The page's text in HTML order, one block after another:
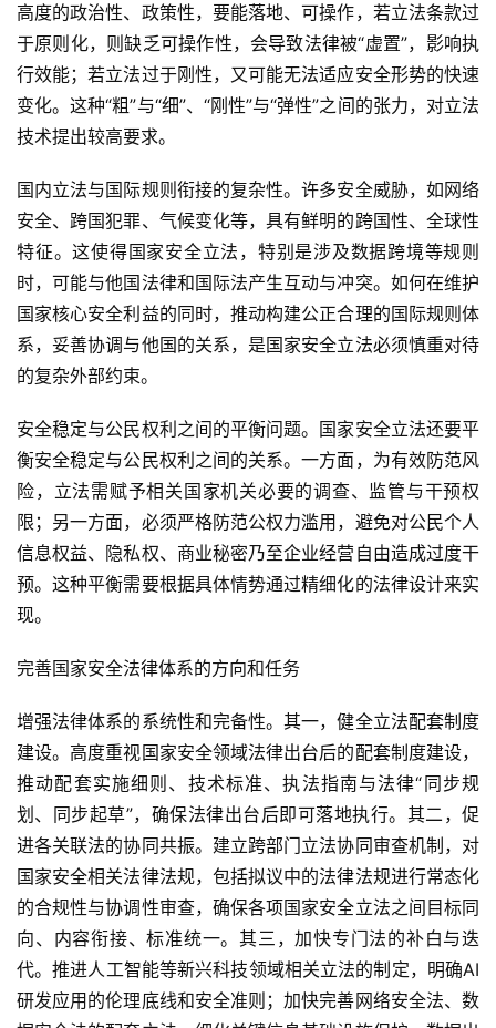
首
高度的政治性、政策性，要能落地、可操作，若立法条款过
于原则化，则缺乏可操作性，会导致法律被“虚置”，影响执
行效能；若立法过于刚性，又可能无法适应安全形势的快速
变化。这种“粗”与“细”、“刚性”与“弹性”之间的张力，对立法
技术提出较高要求。
国内立法与国际规则衔接的复杂性。许多安全威胁，如网络
安全、跨国犯罪、气候变化等，具有鲜明的跨国性、全球性
特征。这使得国家安全立法，特别是涉及数据跨境等规则
时，可能与他国法律和国际法产生互动与冲突。如何在维护
国家核心安全利益的同时，推动构建公正合理的国际规则体
系，妥善协调与他国的关系，是国家安全立法必须慎重对待
的复杂外部约束。
安全稳定与公民权利之间的平衡问题。国家安全立法还要平
衡安全稳定与公民权利之间的关系。一方面，为有效防范风
险，立法需赋予相关国家机关必要的调查、监管与干预权
限；另一方面，必须严格防范公权力滥用，避免对公民个人
信息权益、隐私权、商业秘密乃至企业经营自由造成过度干
预。这种平衡需要根据具体情势通过精细化的法律设计来实
现。
完善国家安全法律体系的方向和任务
增强法律体系的系统性和完备性。其一，健全立法配套制度
建设。高度重视国家安全领域法律出台后的配套制度建设，
推动配套实施细则、技术标准、执法指南与法律“同步规
划、同步起草”，确保法律出台后即可落地执行。其二，促
进各关联法的协同共振。建立跨部门立法协同审查机制，对
国家安全相关法律法规，包括拟议中的法律法规进行常态化
的合规性与协调性审查，确保各项国家安全立法之间目标同
向、内容衔接、标准统一。其三，加快专门法的补白与迭
代。推进人工智能等新兴科技领域相关立法的制定，明确AI
研发应用的伦理底线和安全准则；加快完善网络安全法、数